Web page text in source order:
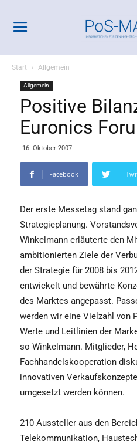
Start Allgemein
Allgemein
Positive
Euronics
16. Oktober 2007
Facebook
Der erste Messetag stand
Strategieplanung.
Winkelmann erläuterte den
ambitionierten Ziele der
der Strategie für 2008 bis
entwickelt und bewährte
des Marktes angepasst.
werden wir eine Vielzahl von
Werte und Leitlinien der
so Winkelmann. Mitglieder,
Fachhandelskooperation
innovativen
umgesetzt werden können.
210 Aussteller aus den
Telekommunikation,